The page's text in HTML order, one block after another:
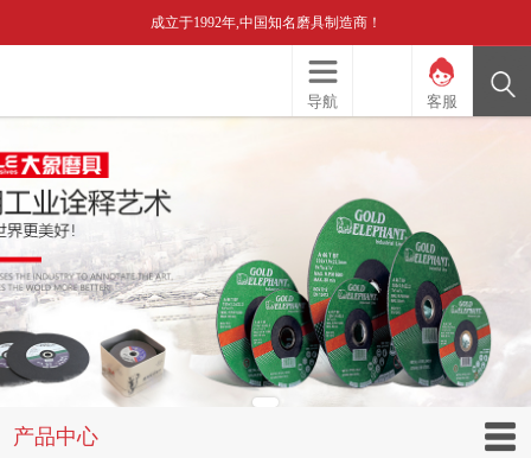
成立于1992年,中国知名磨具制造商！
导航 客服
产品中心